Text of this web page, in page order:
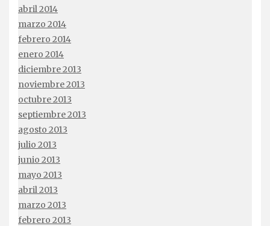
abril 2014
marzo 2014
febrero 2014
enero 2014
diciembre 2013
noviembre 2013
octubre 2013
septiembre 2013
agosto 2013
julio 2013
junio 2013
mayo 2013
abril 2013
marzo 2013
febrero 2013